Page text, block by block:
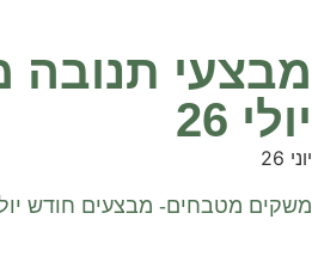
מבצעי תנובה
יולי 26
יוני 26
משקים מטבחים- מבצעים חודש יולי